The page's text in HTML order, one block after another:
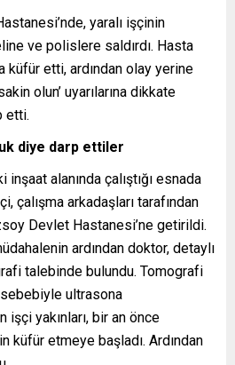
yaralı işçinin
ve polislere saldırdı. Hasta
küfür etti, ardından olay yerine
olun’ uyarılarına dikkate
etti.
diye darp ettiler
alanında çalıştığı esnada
çalışma arkadaşları tarafından
Devlet Hastanesi’ne getirildi.
ardından doktor, detaylı
talebinde bulundu. Tomografi
sebebiyle ultrasona
yakınları, bir an önce
küfür etmeye başladı. Ardından